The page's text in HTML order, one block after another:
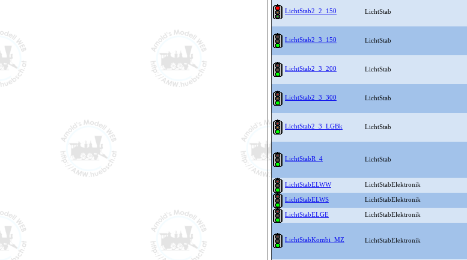
LichtStab2_2_150 LichtStab
LichtStab2_3_150 LichtStab
LichtStab2_3_200 LichtStab
LichtStab2_3_300 LichtStab
LichtStab2_3_LGBk LichtStab
LichtStabR_4 LichtStab
LichtStabELWW LichtStabElektronik
LichtStabELWS LichtStabElektronik
LichtStabELGE LichtStabElektronik
LichtStabKombi_MZ LichtStabElektronik